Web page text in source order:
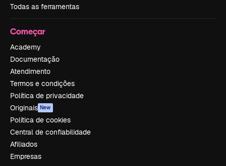
Todas as ferramentas
Começar
Academy
Documentação
Atendimento
Termos e condições
Política de privacidade
Originais New
Política de cookies
Central de confiabilidade
Afiliados
Empresas